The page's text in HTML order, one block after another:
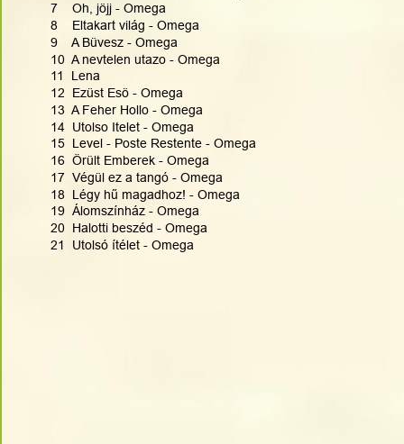
7    Oh, jöjj - Omega
8    Eltakart világ - Omega
9    A Büvesz - Omega
10  A nevtelen utazo - Omega
11  Lena
12  Ezüst Esö - Omega
13  A Feher Hollo - Omega
14  Utolso Itelet - Omega
15  Level - Poste Restente - Omega
16  Örült Emberek - Omega
17  Végül ez a tangó - Omega
18  Légy hű magadhoz! - Omega
19  Álomszínház - Omega
20  Halotti beszéd - Omega
21  Utolsó ítélet - Omega